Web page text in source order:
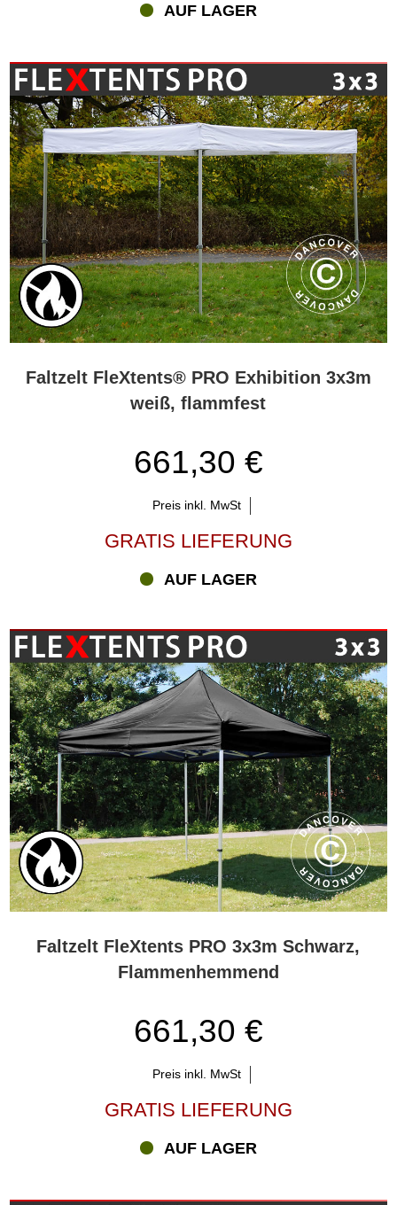
AUF LAGER
Faltzelt FleXtents® PRO Exhibition 3x3m
weiß, flammfest
661,30 €
Preis inkl. MwSt
GRATIS LIEFERUNG
AUF LAGER
Faltzelt FleXtents PRO 3x3m Schwarz,
Flammenhemmend
661,30 €
Preis inkl. MwSt
GRATIS LIEFERUNG
AUF LAGER